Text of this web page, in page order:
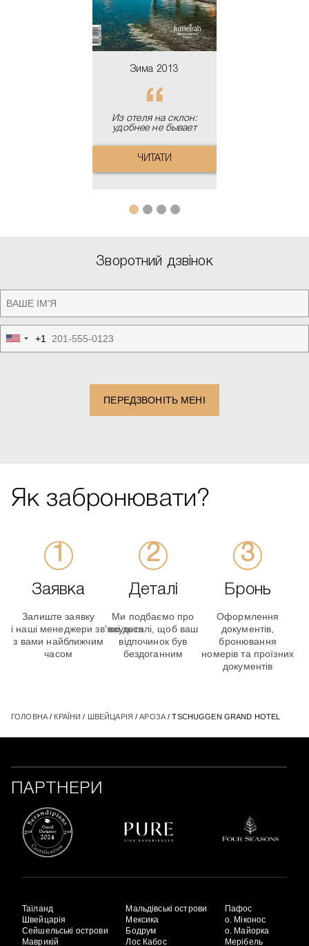
Зима 2013
Из отеля на склон:
удобнее не бывает
ЧИТАТИ
Зворотний дзвінок
United
States
+1
ПЕРЕДЗВОНІТЬ МЕНІ
Як забронювати?
Заявка
Залиште заявку
і наші менеджери зв'яжуться
з вами найближчим
часом
Деталі
Ми подбаємо про
всі деталі, щоб ваш
відпочинок був
бездоганним
Бронь
Оформлення
документів,
бронювання
номерів та проїзних
документів
ГОЛОВНА/ КРАЇНИ / ШВЕЙЦАРІЯ /АРОЗА / TSСHUGGEN GRAND HOTEL
ПАРТНЕРИ
Таїланд
Швейцарія
Сейшельські острови
Маврикій
Мальдівські острови
Мексика
Бодрум
Лос Кабос
Пафос
о. Міконос
о. Майорка
Мерібель